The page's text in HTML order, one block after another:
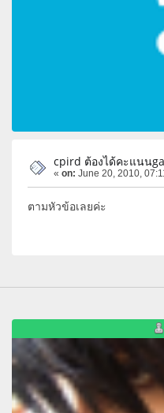
cpird ต้องได้คะแนน
« on: June 20, 2010,
ตามหัวข้อเลยค่ะ